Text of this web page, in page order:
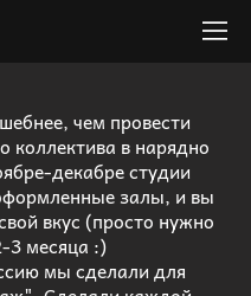
чем провести
в нарядно
декабре студии
залы, и вы
вкус (просто нужно
3 месяца :)
мы сделали для